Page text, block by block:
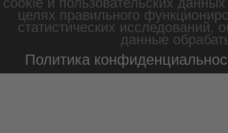
cookie и пользовательских
целях правильного
статистических
данные
Политика